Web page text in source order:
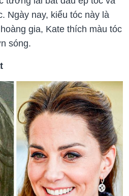
Ngày nay, kiểu tóc này là
gia, Kate thích màu tóc
sóng.